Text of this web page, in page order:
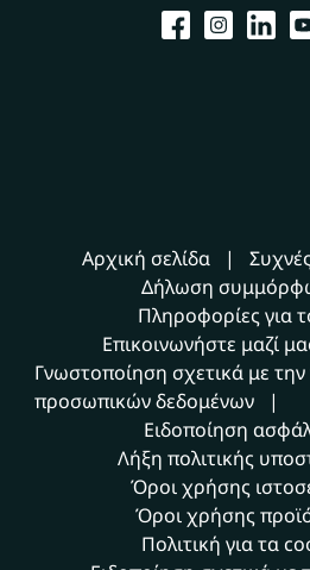
Αρχική σελίδα
Δήλωση
Πληροφορίες για
Επικοινωνήστε μαζί
Γνωστοποίηση σχετικά με
προσωπικών δεδομένων
Ειδοποίηση
Λήξη πολιτικής
Όροι χρήσης
Όροι χρήσης
Πολιτική για τα